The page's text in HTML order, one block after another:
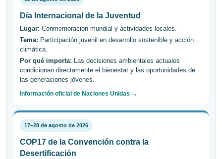
Día Internacional de la Juventud
Lugar: Conmemoración mundial y actividades locales.
Tema: Participación juvenil en desarrollo sostenible y acción
climática.
Por qué importa: Las decisiones ambientales actuales
condicionan directamente el bienestar y las oportunidades de
las generaciones jóvenes.
Información oficial de Naciones Unidas →
17–28 de agosto de 2026
COP17 de la Convención contra la
Desertificación